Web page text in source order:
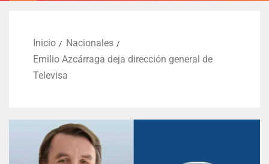
Inicio
Nacionales
Emilio Azcárraga deja dirección general de
Televisa